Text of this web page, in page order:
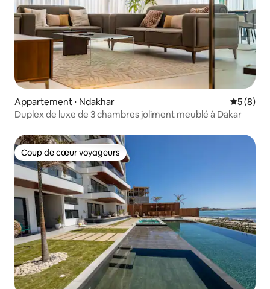
Appartement ⋅ Ndakhar
5 (8)
Duplex de luxe de 3 chambres joliment meublé à Dakar
Coup de cœur voyageurs
Coup de cœur voyageurs